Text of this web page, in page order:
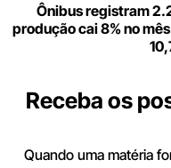
Ônibus registram
produção cai 8% no
Receba os
Quando uma matéria